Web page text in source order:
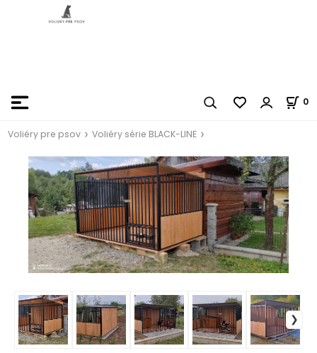
0
Voliéry pre psov Voliéry série BLACK-LINE